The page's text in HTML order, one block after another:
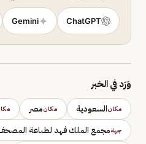
ChatGPT
Gemini
وَرَد في الخبر
مكانالسعودية مكانمصر
جهةمجمع الملك فهد لطباعة